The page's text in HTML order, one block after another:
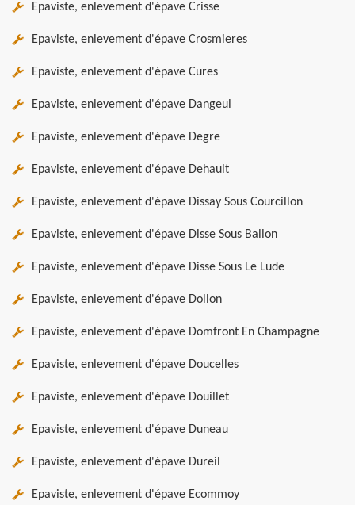
Epaviste, enlevement d'épave Crisse
Epaviste, enlevement d'épave Crosmieres
Epaviste, enlevement d'épave Cures
Epaviste, enlevement d'épave Dangeul
Epaviste, enlevement d'épave Degre
Epaviste, enlevement d'épave Dehault
Epaviste, enlevement d'épave Dissay Sous Courcillon
Epaviste, enlevement d'épave Disse Sous Ballon
Epaviste, enlevement d'épave Disse Sous Le Lude
Epaviste, enlevement d'épave Dollon
Epaviste, enlevement d'épave Domfront En Champagne
Epaviste, enlevement d'épave Doucelles
Epaviste, enlevement d'épave Douillet
Epaviste, enlevement d'épave Duneau
Epaviste, enlevement d'épave Dureil
Epaviste, enlevement d'épave Ecommoy